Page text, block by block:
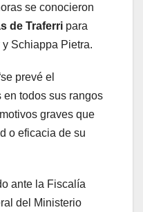
se conocieron
de Traferri para
Schiappa Pietra.
prevé el
todos sus rangos
graves que
o eficacia de su
ante la Fiscalía
del Ministerio